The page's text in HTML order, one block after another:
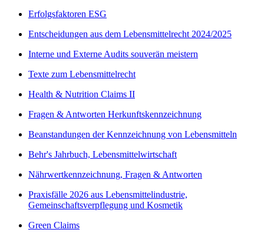
Erfolgsfaktoren ESG
Entscheidungen aus dem Lebensmittelrecht 2024/2025
Interne und Externe Audits souverän meistern
Texte zum Lebensmittelrecht
Health & Nutrition Claims II
Fragen & Antworten Herkunftskennzeichnung
Beanstandungen der Kennzeichnung von Lebensmitteln
Behr's Jahrbuch, Lebensmittelwirtschaft
Nährwertkennzeichnung, Fragen & Antworten
Praxisfälle 2026 aus Lebensmittelindustrie,
Gemeinschaftsverpflegung und Kosmetik
Green Claims